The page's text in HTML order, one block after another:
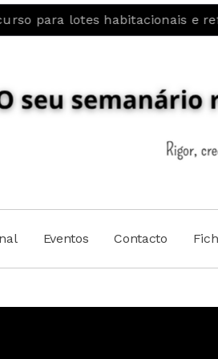
e reforça aposta
Eventos Contacto